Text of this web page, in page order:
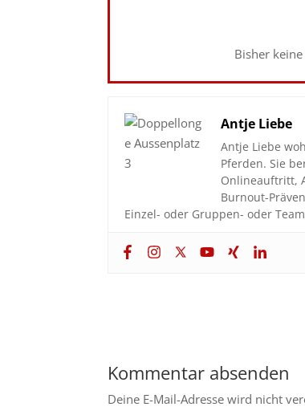
Bisher
Antje Liebe
Antje Liebe
Pferden. Sie
Onlineauftritt,
Burnout-
Einzel- oder Gruppen- oder
Kommentar absenden
Deine E-Mail-Adresse wird nicht